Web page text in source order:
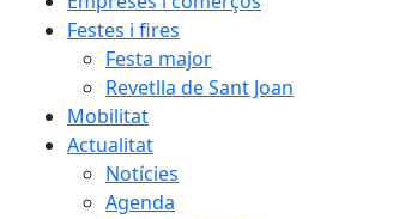
Festes i fires
Festa major
Revetlla de Sant Joan
Mobilitat
Actualitat
Notícies
Agenda